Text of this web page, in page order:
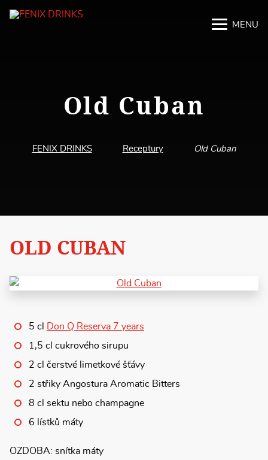
MENU
Old Cuban
FENIX DRINKS Receptury Old Cuban
OLD CUBAN
5 cl
Don Q Reserva 7 years
1,5 cl cukrového sirupu
2 cl čerstvé limetkové šťávy
2 střiky Angostura Aromatic Bitters
8 cl sektu nebo champagne
6 lístků máty
OZDOBA: snítka máty